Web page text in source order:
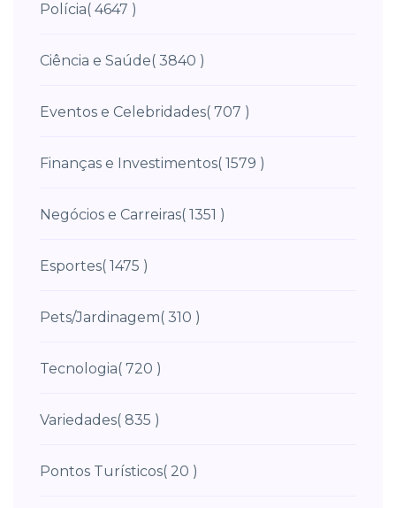
Polícia( 4647 )
Ciência e Saúde( 3840 )
Eventos e Celebridades( 707 )
Finanças e Investimentos( 1579 )
Negócios e Carreiras( 1351 )
Esportes( 1475 )
Pets/Jardinagem( 310 )
Tecnologia( 720 )
Variedades( 835 )
Pontos Turísticos( 20 )